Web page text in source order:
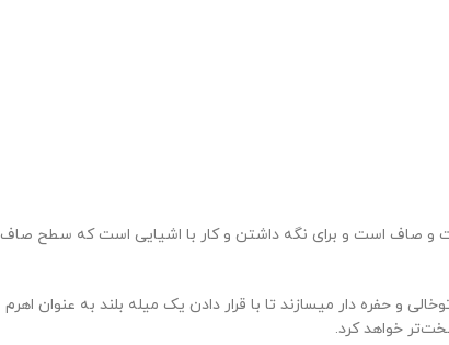
و صاف است و برای نگه داشتن و کار با اشیایی است که سطح صاف
و حفره دار میسازند تا با قرار دادن یک میله بلند به عنوان اهرم
خواهد کرد.